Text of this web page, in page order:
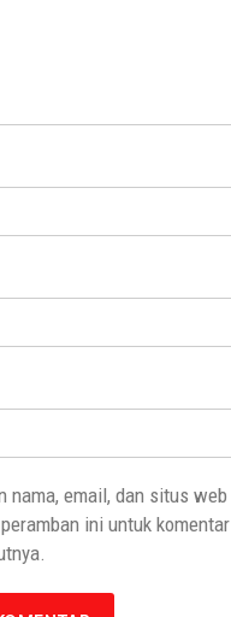
nama, email, dan situs web
ini untuk komentar